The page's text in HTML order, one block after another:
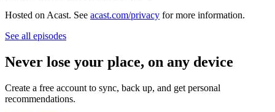
Hosted on Acast. See acast.com/privacy for more information.
See all episodes
Never lose your place, on any device
Create a free account to sync, back up, and get personal
recommendations.